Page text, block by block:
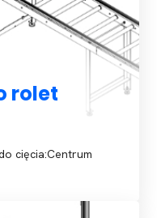
rolet
cięcia:Centrum